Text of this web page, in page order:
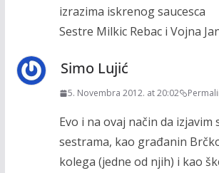
izrazima iskrenog saucesca
Sestre Milkic Rebac i Vojna
Simo Lujić
5. Novembra 2012. at 20:02
Evo i na ovaj način da izjavim
sestrama, kao građanin
kolega (jedne od njih) i kao